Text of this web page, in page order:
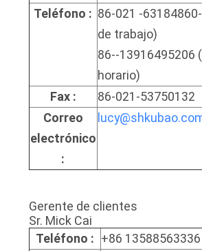
Teléfono : 86-021 -
de trabajo)
86--13916495206
horario)
Fax :
86-021-53750132
Correo
electrónico
:
Gerente de clientes
Sr. Mick Cai
Teléfono : +86 13588563336